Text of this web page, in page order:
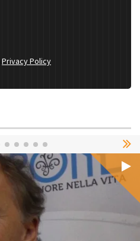
Privacy Policy